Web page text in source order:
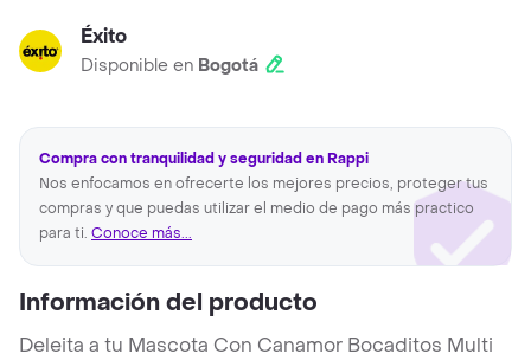
Éxito
Disponible en Bogotá
Compra con tranquilidad y seguridad en Rappi
Nos enfocamos en ofrecerte los mejores precios, proteger tus
compras y que puedas utilizar el medio de pago más practico
para ti. Conoce más...
Información del producto
Deleita a tu Mascota Con Canamor Bocaditos Multi